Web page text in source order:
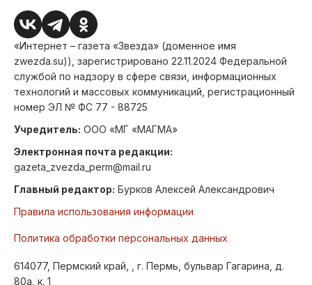
«Интернет – газета «Звезда» (доменное имя
zwezda.su)), зарегистрировано 22.11.2024 Федеральной
службой по надзору в сфере связи, информационных
технологий и массовых коммуникаций, регистрационный
номер ЭЛ № ФС 77 - 88725
Учредитель: ООО «МГ «МАГМА»
Электронная почта редакции:
gazeta_zvezda_perm@mail.ru
Главный редактор: Бурков Алексей Александрович
Правила использования информации
Политика обработки персональных данных
614077, Пермский край, , г. Пермь, бульвар Гагарина, д.
80а, к. 1